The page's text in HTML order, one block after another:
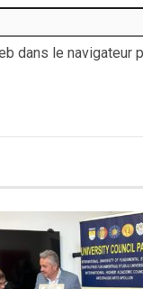
dans le navigateur